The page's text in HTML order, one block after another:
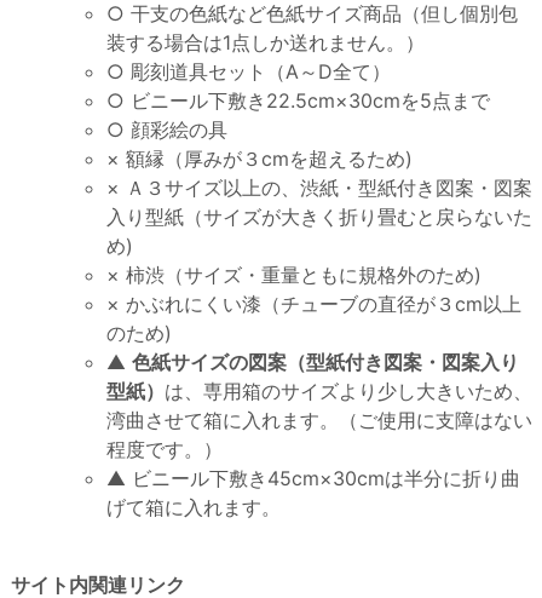
○ 干支の色紙など色紙サイズ商品（但し個別包
装する場合は1点しか送れません。）
○ 彫刻道具セット（A～D全て）
○ ビニール下敷き22.5cm×30cmを5点まで
○ 顔彩絵の具
× 額縁（厚みが３cmを超えるため)
× Ａ３サイズ以上の、渋紙・型紙付き図案・図案
入り型紙（サイズが大きく折り畳むと戻らないた
め)
× 柿渋（サイズ・重量ともに規格外のため)
× かぶれにくい漆（チューブの直径が３cm以上
のため)
▲ 色紙サイズの図案（型紙付き図案・図案入り
型紙） は、専用箱のサイズより少し大きいため、
湾曲させて箱に入れます。（ご使用に支障はない
程度です。）
▲ ビニール下敷き45cm×30cmは半分に折り曲
げて箱に入れます。
サイト内関連リンク